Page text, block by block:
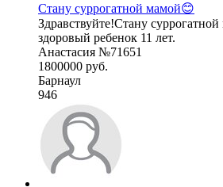
Стану суррогатной мамой😊
Здравствуйте!Стану
здоровый ребенок 11 лет.
Анастасия №71651
1800000 руб.
Барнаул
946